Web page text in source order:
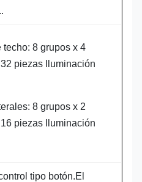
techo: 8 grupos x 4
piezas Iluminación
8 grupos x 2
piezas Iluminación
tipo botón.El